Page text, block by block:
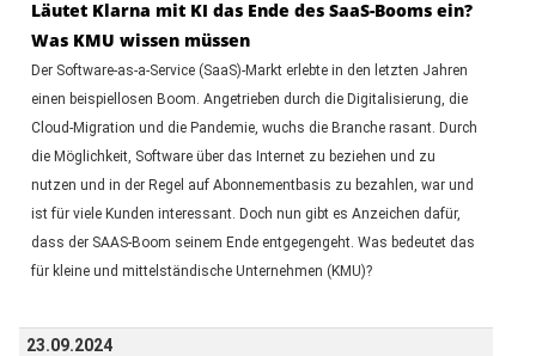
Läutet Klarna mit KI das Ende des SaaS-Booms ein?
Was KMU wissen müssen
Der Software-as-a-Service (SaaS)-Markt erlebte in den letzten Jahren
einen beispiellosen Boom. Angetrieben durch die Digitalisierung, die
Cloud-Migration und die Pandemie, wuchs die Branche rasant. Durch
die Möglichkeit, Software über das Internet zu beziehen und zu
nutzen und in der Regel auf Abonnementbasis zu bezahlen, war und
ist für viele Kunden interessant. Doch nun gibt es Anzeichen dafür,
dass der SAAS-Boom seinem Ende entgegengeht. Was bedeutet das
für kleine und mittelständische Unternehmen (KMU)?
23.09.2024